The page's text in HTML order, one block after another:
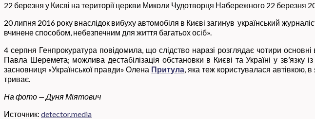
22 березня у Києві на території церкви Миколи Чудотворця Набережного 22 березня
20 липня 2016 року внаслідок вибуху автомобіля в Києві загинув український
вчинене способом, небезпечним для життя багатьох осіб».
4 серпня Генпрокуратура повідомила, що слідство наразі розглядає чотири основні
Павла Шеремета; можлива дестабілізація обстановки в Києві та Україні у зв’язку
засновниця «Української правди» Олена Притула, яка теж користувалася автівкою,
триває.
На фото — Дуня Міятович
Источник: detector.media